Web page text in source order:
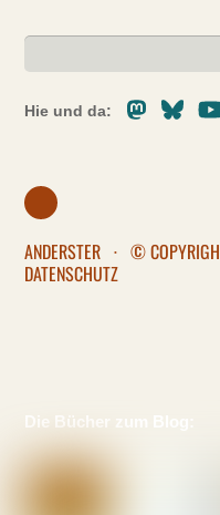
Hie und da:
Mastodon
ANDERSTER · ©
DATENSCHUTZ
Die Bücher zum Blog: